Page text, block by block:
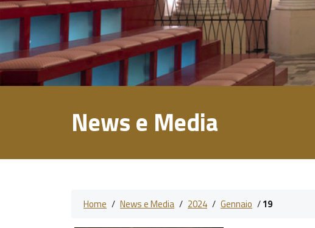
News e Media
Home / News e Media / 2024 / Gennaio /19